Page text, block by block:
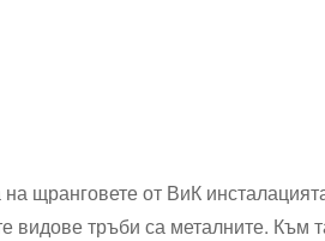
щранговете от ВиК
видове тръби са металните. Към